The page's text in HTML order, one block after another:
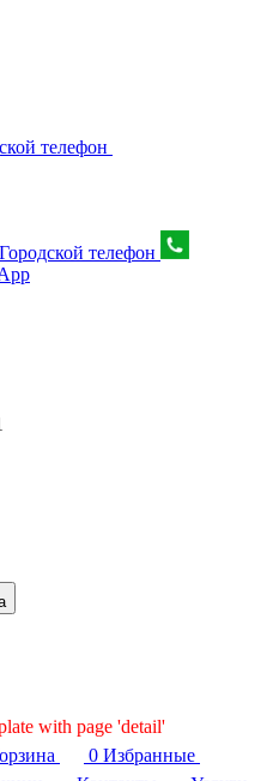
телефон
Городской телефон
with page 'detail'
0 Избранные